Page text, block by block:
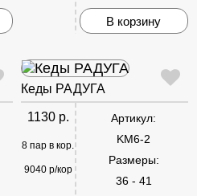
В корзину
Кеды РАДУГА
1130 р.
8 пар в кор.
9040 р/кор
Артикул:
KM6-2
Размеры:
36 - 41